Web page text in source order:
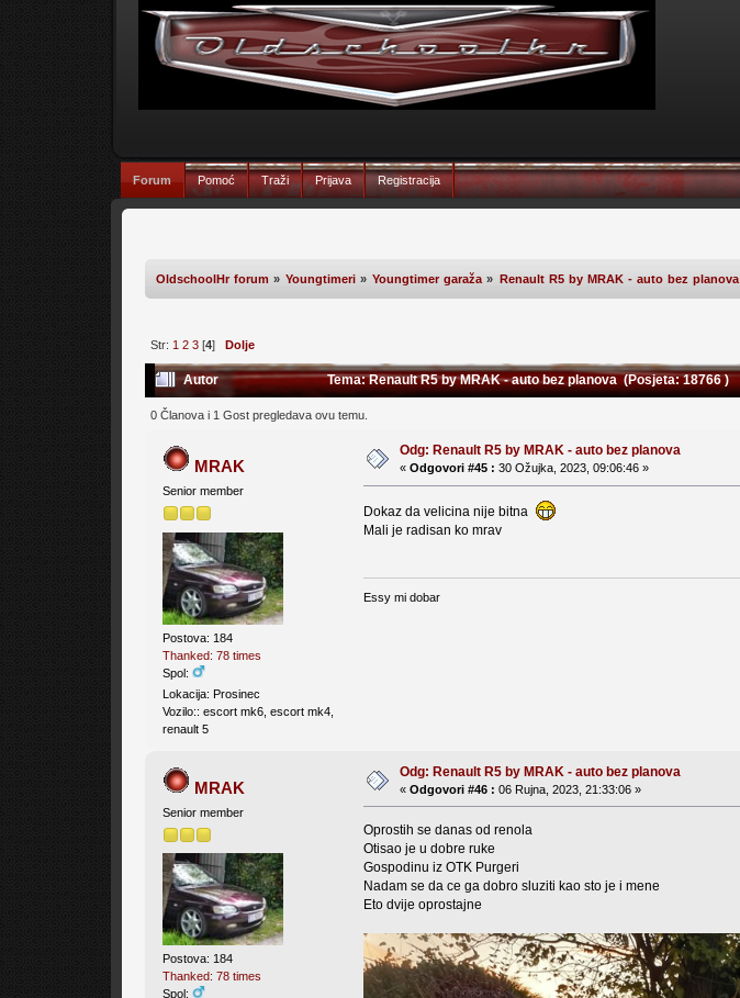
Forum Pomoć Traži Prijava Registracija
OldschoolHr forum» Youngtimeri » Youngtimer garaža » Renault R5 by MRAK - auto bez planova
Str: 1 2 3 [4]Dolje
Autor Tema: Renault R5 by MRAK - auto bez planova (Posjeta: 18766 )
0 Članova i 1 Gost pregledava ovu temu.
MRAK
Senior member
Postova: 184
Thanked: 78 times
Spol:
Lokacija: Prosinec
Vozilo:: escort mk6, escort mk4,
renault 5
Odg: Renault R5 by MRAK - auto bez planova
« Odgovori #45 : 30 Ožujka, 2023, 09:06:46 »
Dokaz da velicina nije bitna
Mali je radisan ko mrav
Essy mi dobar
MRAK
Senior member
Postova: 184
Thanked: 78 times
Spol:
Odg: Renault R5 by MRAK - auto bez planova
« Odgovori #46 : 06 Rujna, 2023, 21:33:06 »
Oprostih se danas od renola
Otisao je u dobre ruke
Gospodinu iz OTK Purgeri
Nadam se da ce ga dobro sluziti kao sto je i mene
Eto dvije oprostajne